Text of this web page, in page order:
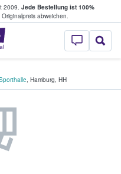
2009. Jede Bestellung ist 100%
abweichen.
StubHub - Wo
, Hamburg, HH